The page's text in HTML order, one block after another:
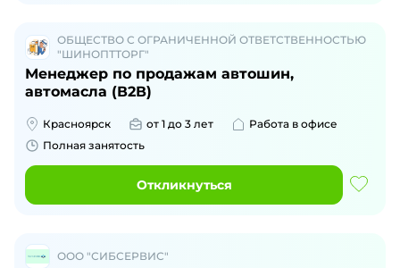
ОБЩЕСТВО С ОГРАНИЧЕННОЙ ОТВЕТСТВЕННОСТЬЮ
"ШИНОПТТОРГ"
Менеджер по продажам автошин,
автомасла (В2В)
Красноярск от 1 до 3 лет
Работа в офисе
Полная занятость
Откликнуться
ООО "СИБСЕРВИС"